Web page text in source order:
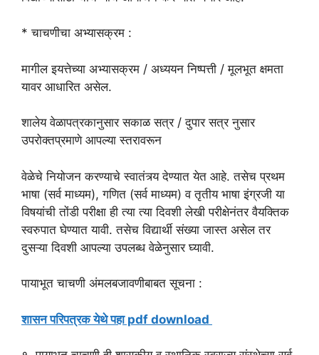
* चाचणीचा अभ्यासक्रम :
मागील इयत्तेच्या अभ्यासक्रम / अध्ययन निष्पत्ती / मूलभूत क्षमता
यावर आधारित असेल.
शालेय वेळापत्रकानुसार सकाळ सत्र / दुपार सत्र नुसार
उपरोक्तप्रमाणे आपल्या स्तरावरून
वेळेचे नियोजन करण्याचे स्वातंत्र्य देण्यात येत आहे. तसेच प्रथम
भाषा (सर्व माध्यम), गणित (सर्व माध्यम) व तृतीय भाषा इंग्रजी या
विषयांची तोंडी परीक्षा ही त्या त्या दिवशी लेखी परीक्षेनंतर वैयक्तिक
स्वरुपात घेण्यात यावी. तसेच विद्यार्थी संख्या जास्त असेल तर
दुसऱ्या दिवशी आपल्या उपलब्ध वेळेनुसार घ्यावी.
पायाभूत चाचणी अंमलबजावणीबाबत सूचना :
शासन परिपत्रक येथे पहा pdf download